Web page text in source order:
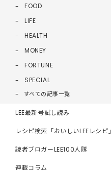
FOOD
LIFE
HEALTH
MONEY
FORTUNE
SPECIAL
すべての記事一覧
LEE最新号試し読み
レシピ検索「おいしいLEEレシピ」
読者ブロガーLEE100人隊
連載コラム